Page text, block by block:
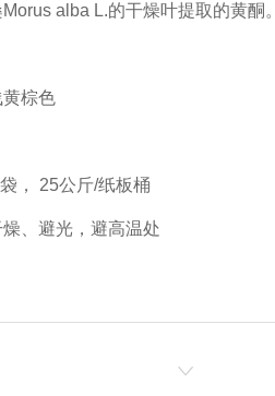
alba L.的干燥叶提取的黄酮。
黄棕色
， 25公斤/纸板桶
燥、避光，避高温处